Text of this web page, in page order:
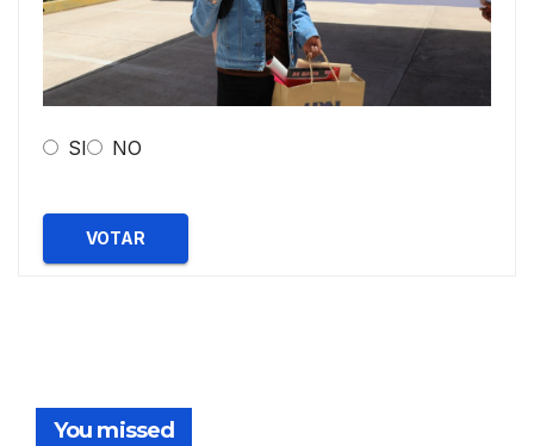
SI NO
VOTAR
You missed